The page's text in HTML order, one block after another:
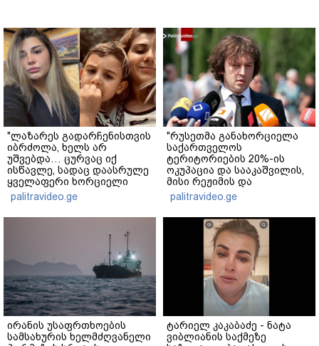
"ლაზარეს გადარჩენისთვის
იბრძოლა, ხელს არ
უშვებდა… ცურვაც იქ
ისწავლე, სადაც დაასრულე
ყველაფერი ხორციელი
ცხოვრებიდან" – რას წერს
ხობში დაღუპული დედა-
შვილის ახლობელი?
palitravideo.ge
"რუსეთმა განახორციელა
საქართველოს
ტერიტორიების 20%-ის
ოკუპაცია და სააკაშვილის,
მისი რეჟიმის და
"ნაცმოძრაობის" ღალატი
ვერანაირად ვერ
გადაფარავს ამ
დანაშაულს" - ირაკლი
კობახიძე
palitravideo.ge
ირანის უსაფრთხოების
სამსახურის ხელმძღვანელი
ტარიელ კაკაბაძე - ნატა
ვიბლიანის საქმეზე